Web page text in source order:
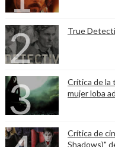
True
Crítica de la
mujer loba
Crítica de
Shadows)"